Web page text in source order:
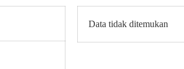
Data tidak ditemukan